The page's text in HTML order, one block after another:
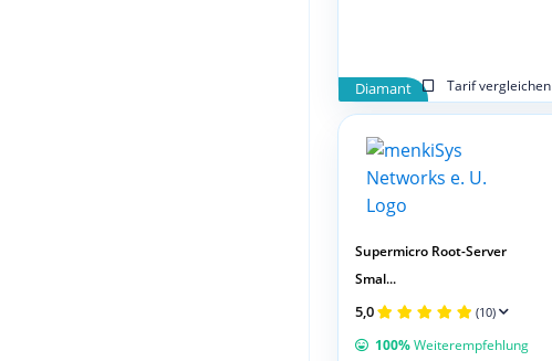
Diamant
Tarif vergleichen
Supermicro Root-Server
Smal...
5,0 (10)
100%Weiterempfehlung